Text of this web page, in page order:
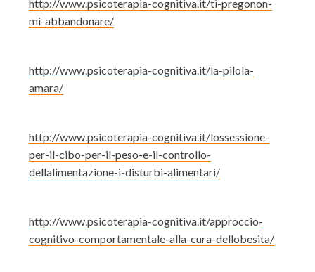
http://www.psicoterapia-cognitiva.it/ti-pregonon-
mi-abbandonare/
http://www.psicoterapia-cognitiva.it/la-pilola-
amara/
http://www.psicoterapia-cognitiva.it/lossessione-
per-il-cibo-per-il-peso-e-il-controllo-
dellalimentazione-i-disturbi-alimentari/
http://www.psicoterapia-cognitiva.it/approccio-
cognitivo-comportamentale-alla-cura-dellobesita/